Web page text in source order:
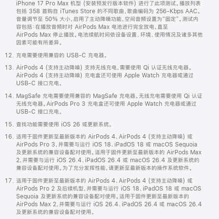
iPhone 17 Pro Max 机型 (安装预发行版本软件) 进行了此项测试。播放列表
包括 358 首购自 iTunes Store 的不同歌曲，歌曲编码为 256-Kbps AAC。
音量调节至 50% 大小，启用了主动降噪功能，空间音频设置为“固定”。测试内
容包括：在播放音频时对 AirPods Max 电池进行完全放电，直至
AirPods Max 停止播放。电池续航时间依设备设置、环境、使用情况及诸多其他
因素可能有所差异。
充电需要使用兼容的 USB-C 充电器。
AirPods 4 (支持主动降噪) 支持无线充电，需要使用 Qi 认证无线充电器。
AirPods 4 (支持主动降噪) 充电盒还可使用 Apple Watch 充电器或通过
USB-C 接口充电。
MagSafe 充电需要使用兼容的 MagSafe 充电器。无线充电需要使用 Qi 认证
无线充电器。AirPods Pro 3 充电盒还可使用 Apple Watch 充电器或通过
USB-C 接口充电。
查找功能需要使用 iOS 26 或更新系统。
适用于固件更新至最新版本的 AirPods 4、AirPods 4 (支持主动降噪) 或
AirPods Pro 3，并需要与运行 iOS 18、iPadOS 18 或 macOS Sequoia
及更新系统的兼容设备配对使用。适用于固件更新至最新版本的 AirPods Max
2，并需要与运行 iOS 26.4、iPadOS 26.4 或 macOS 26.4 及更新系统的
兼容设备配对使用。为了充分发挥性能，请更新至最新版本的操作系统软件。
适用于固件更新至最新版本的 AirPods 4、AirPods 4 (支持主动降噪) 或
AirPods Pro 2 及后续机型，并需要与运行 iOS 18、iPadOS 18 或 macOS
Sequoia 及更新系统的兼容设备配对使用。适用于固件更新至最新版本的
AirPods Max 2，并需要与运行 iOS 26.4、iPadOS 26.4 或 macOS 26.4
及更新系统的兼容设备配对使用。